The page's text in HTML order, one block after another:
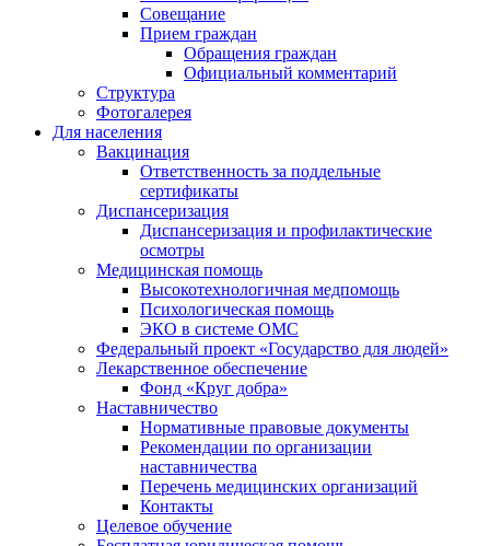
Совещание
Прием граждан
Обращения граждан
Официальный комментарий
Структура
Фотогалерея
Для населения
Вакцинация
Ответственность за поддельные
сертификаты
Диспансеризация
Диспансеризация и профилактические
осмотры
Медицинская помощь
Высокотехнологичная медпомощь
Психологическая помощь
ЭКО в системе ОМС
Федеральный проект «Государство для людей»
Лекарственное обеспечение
Фонд «Круг добра»
Наставничество
Нормативные правовые документы
Рекомендации по организации
наставничества
Перечень медицинских организаций
Контакты
Целевое обучение